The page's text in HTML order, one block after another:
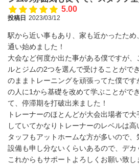
5.00
投稿日 2023/03/12
駅から近い事もあり、家も近かったため
通い始めました！
大会など何度か出た事がある僕ですが
ルとジムの2つを選んで受けることがで
のままトレーニングを頑張ってた僕で
の人に1から基礎を改めて学ぶことがで
て、停滞期を打破出来ました！
トレーナーのほとんどが大会出場者で
していてかなりトレーナーのレベルは
タッフもアットホームな方が多いので、
設備も申し分ないくらいあるので、デカ
これからもサポートよろしくお願い致し